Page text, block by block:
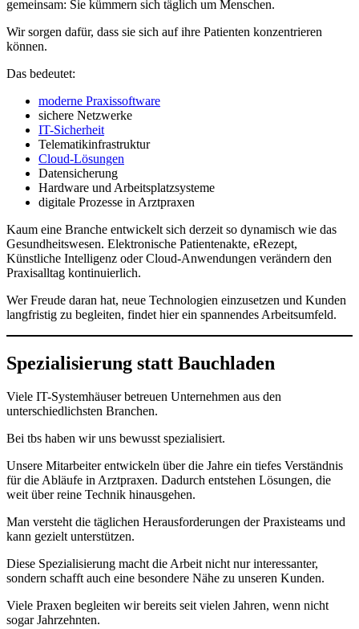
gemeinsam: Sie kümmern sich täglich um Menschen.
Wir sorgen dafür, dass sie sich auf ihre Patienten konzentrieren
können.
Das bedeutet:
moderne Praxissoftware
sichere Netzwerke
IT-Sicherheit
Telematikinfrastruktur
Cloud-Lösungen
Datensicherung
Hardware und Arbeitsplatzsysteme
digitale Prozesse in Arztpraxen
Kaum eine Branche entwickelt sich derzeit so dynamisch wie das
Gesundheitswesen. Elektronische Patientenakte, eRezept,
Künstliche Intelligenz oder Cloud-Anwendungen verändern den
Praxisalltag kontinuierlich.
Wer Freude daran hat, neue Technologien einzusetzen und Kunden
langfristig zu begleiten, findet hier ein spannendes Arbeitsumfeld.
Spezialisierung statt Bauchladen
Viele IT-Systemhäuser betreuen Unternehmen aus den
unterschiedlichsten Branchen.
Bei tbs haben wir uns bewusst spezialisiert.
Unsere Mitarbeiter entwickeln über die Jahre ein tiefes Verständnis
für die Abläufe in Arztpraxen. Dadurch entstehen Lösungen, die
weit über reine Technik hinausgehen.
Man versteht die täglichen Herausforderungen der Praxisteams und
kann gezielt unterstützen.
Diese Spezialisierung macht die Arbeit nicht nur interessanter,
sondern schafft auch eine besondere Nähe zu unseren Kunden.
Viele Praxen begleiten wir bereits seit vielen Jahren, wenn nicht
sogar Jahrzehnten.